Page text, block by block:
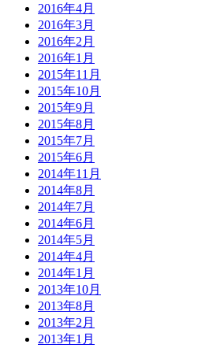
2016年4月
2016年3月
2016年2月
2016年1月
2015年11月
2015年10月
2015年9月
2015年8月
2015年7月
2015年6月
2014年11月
2014年8月
2014年7月
2014年6月
2014年5月
2014年4月
2014年1月
2013年10月
2013年8月
2013年2月
2013年1月